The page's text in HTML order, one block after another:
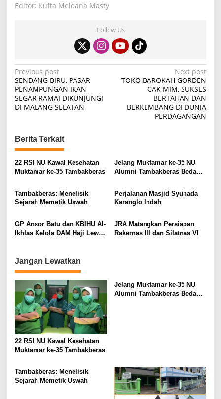
Editor: Kuffa Meldana Masty
Follow Us
P
o
s
a
v
i
a
i
o
Previous post
SENDANG BIRU, PASAR
PENAMPUNGAN IKAN
SEGAR RAMAI DIKUNJUNGI
DI MALANG SELATAN
Next post
TOKO BAROKAH GORDEN
CAK MIM, SUKSES
BERTAHAN DAN
BERKEMBANG DI DUNIA
PERDAGANGAN
Berita Terkait
22 RSI NU Kawal Kesehatan
Muktamar ke-35 Tambakberas
Jelang Muktamar ke-35 NU
Alumni Tambakberas Bedah
Tambakberas: Menelisik
Sejarah Memetik Uswah
Perjalanan Masjid Syuhada
Karanglo Indah
GP Ansor Batu dan KBIHU Al-
Ikhlas Kelola DAM Haji Lewat
JRA Matangkan Persiapan
Rakernas III dan Silatnas VI
Jangan Lewatkan
22 RSI NU Kawal Kesehatan
Muktamar ke-35 Tambakberas
Jelang Muktamar ke-35 NU
Alumni Tambakberas Bedah
Tambakberas: Menelisik
Sejarah Memetik Uswah